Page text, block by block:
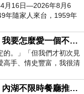
月16日—2026年8月6
年隨家人來台，1959年
士學位。曾任
《娘子漢大丈夫》：我要怎麼愛一個不存在的人？
的。」「但我們才初次見
高手、情史豐富，我很清
種感覺，現
【漫時生活內湖店】內湖不限時餐廳推薦｜捷運港墘站美食，聚餐、約會、家庭聚會首選，正餐甜點一次滿足